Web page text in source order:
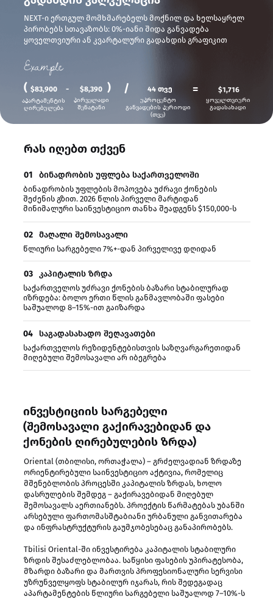
NEXT-ი ერთგულ მომხმარებელს მოქნილ და ხელსაყრელ
პირობებს სთავაზობს: 0%-იანი შიდა განვადება
ყოველთვიური ან კვარტალური გადახდის გრაფიკით
ყოველთვიური
გადასახადი
უპროცენტო
განვადების პერიოდი
(თვე)
პირველადი
შენატანი
$1,716
44 თვე
$8,390 =
/
)
( -
$83,900
აპარტამენტის
ღირებულება
რას იღებთ თქვენ
მაღალი შემოსავალი
წლიური სარგებელი 7%+-დან პირველივე დღიდან
02
კაპიტალის ზრდა
საქართველოს უძრავი ქონების ბაზარი სტაბილურად
იზრდება: ბოლო ერთი წლის განმავლობაში ფასები
საშუალოდ 8–15%-ით გაიზარდა
03
საგადასახადო შეღავათები
საქართველოს რეზიდენტებისთვის საზღვარგარეთიდან
მიღებული შემოსავალი არ იბეგრება
04
ბინადრობის უფლება საქართველოში
ბინადრობის უფლების მოპოვება უძრავი ქონების
შეძენის გზით. 2026 წლის პირველი მარტიდან
მინიმალური საინვესტიციო თანხა შეადგენს $150,000-ს
01
ინვესტიციის სარგებელი
(შემოსავალი გაქირავებიდან და
ქონების ღირებულების ზრდა)
Oriental (თბილისი, ორთაჭალა) – გრძელვადიან ზრდაზე
ორიენტირებული საინვესტიციო აქტივია, რომელიც
მშენებლობის პროცესში კაპიტალის ზრდას, ხოლო
დასრულების შემდეგ – გაქირავებიდან მიღებულ
შემოსავალს აერთიანებს. პროექტის წარმატებას უბანში
არსებული ფართომასშტაბიანი ურბანული განვითარება
და ინფრასტრუქტურის გაუმჯობესებაც განაპირობებს.
Tbilisi Oriental-ში ინვესტირება კაპიტალის სტაბილური
ზრდის შესაძლებლობაა. საწყისი ფასების უპირატესობა,
მზარდი ბაზარი და მართვის პროფესიონალური სერვისი
უზრუნველყოფს სტაბილურ იჯარას, რის შედეგადაც
აპარტამენტების წლიური სარგებელი საშუალოდ 7–10%-ს